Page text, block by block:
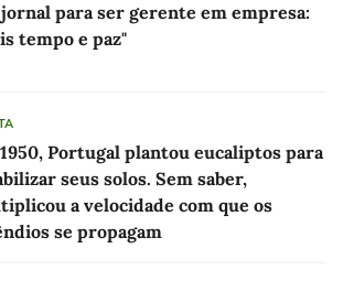
para ser gerente em empresa:
tempo e paz"
Portugal plantou eucaliptos para
seus solos. Sem saber,
a velocidade com que os
se propagam